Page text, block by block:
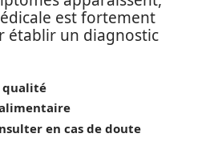
est fortement
établir un diagnostic
qualité
en cas de doute